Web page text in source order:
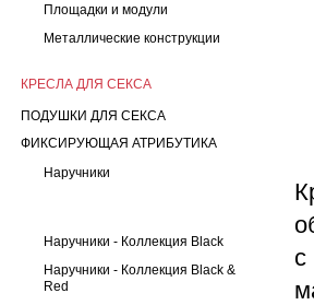
Площадки и модули
Металлические конструкции
КРЕСЛА ДЛЯ СЕКСА
ПОДУШКИ ДЛЯ СЕКСА
ФИКСИРУЮЩАЯ АТРИБУТИКА
Наручники
Наручники - Коллекция Black
Наручники - Коллекция Black &
Red
с